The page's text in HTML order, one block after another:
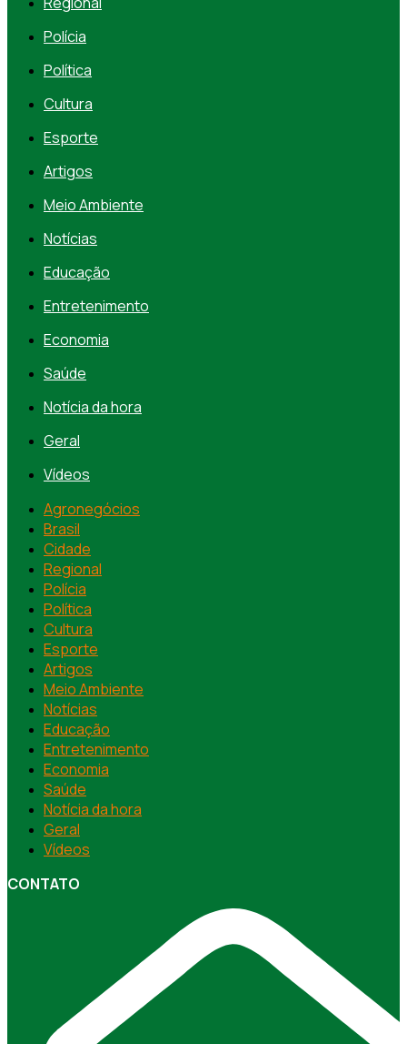
Polícia
Política
Cultura
Esporte
Artigos
Meio Ambiente
Notícias
Educação
Entretenimento
Economia
Saúde
Notícia da hora
Geral
Vídeos
Agronegócios
Brasil
Cidade
Regional
Polícia
Política
Cultura
Esporte
Artigos
Meio Ambiente
Notícias
Educação
Entretenimento
Economia
Saúde
Notícia da hora
Geral
Vídeos
CONTATO